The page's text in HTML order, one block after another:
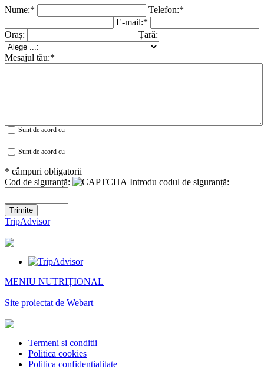
Nume:*
Telefon:*
E-mail:*
Oraș:
Țară:
Mesajul tău:*
Sunt de acord cu
Sunt de acord cu
* câmpuri obligatorii
Cod de siguranță:
Introdu codul de siguranță:
TripAdvisor
MENIU NUTRIȚIONAL
Site proiectat de Webart
Termeni si conditii
Politica cookies
Politica confidentialitate